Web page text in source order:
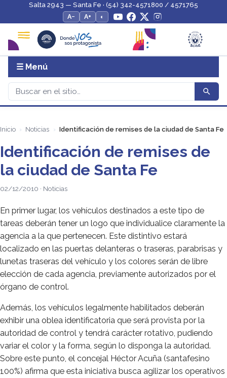
Salta 2943 — Santa Fe · (54) 342-4571800 / 4571765
A−
A+ ◐
☰ Menú
Inicio Noticias Identificación de remises de la ciudad de Santa Fe
Identificación de remises de
la ciudad de Santa Fe
02/12/2010 · Noticias
En primer lugar, los vehículos destinados a este tipo de
tareas deberán tener un logo que individualice claramente la
agencia a la que pertenecen. Este distintivo estará
localizado en las puertas delanteras o traseras, parabrisas y
lunetas traseras del vehículo y los colores serán de libre
elección de cada agencia, previamente autorizados por el
órgano de control.
Además, los vehículos legalmente habilitados deberán
exhibir una oblea identificatoria que será provista por la
autoridad de control y tendrá carácter rotativo, pudiendo
variar el color y la forma, según lo disponga la autoridad.
Sobre este punto, el concejal Héctor Acuña (santafesino
100%) afirma que esta iniciativa busca agilizar los operativos